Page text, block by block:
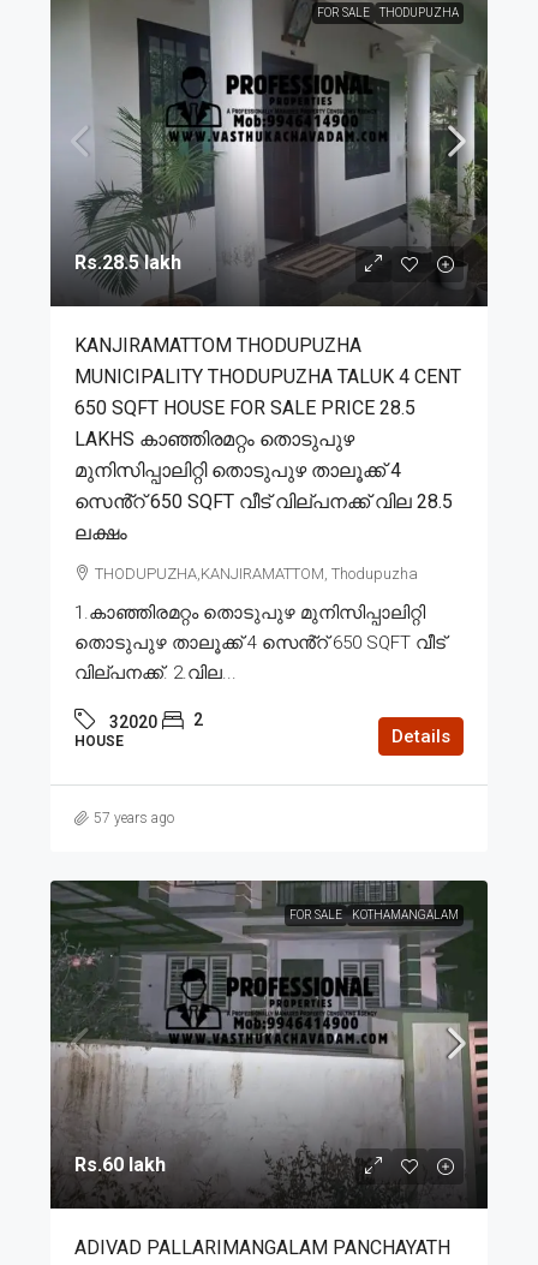
FOR SALE THODUPUZHA
Rs.28.5 lakh
KANJIRAMATTOM THODUPUZHA
MUNICIPALITY THODUPUZHA TALUK 4 CENT
650 SQFT HOUSE FOR SALE PRICE 28.5
LAKHS കാഞ്ഞിരമറ്റം തൊടുപുഴ
മുനിസിപ്പാലിറ്റി തൊടുപുഴ താലൂക്ക് 4
സെൻ്റ് 650 SQFT വീട് വില്പനക്ക് വില 28.5
ലക്ഷം
THODUPUZHA,KANJIRAMATTOM, Thodupuzha
1.കാഞ്ഞിരമറ്റം തൊടുപുഴ മുനിസിപ്പാലിറ്റി
തൊടുപുഴ താലൂക്ക് 4 സെൻ്റ് 650 SQFT വീട്
വില്പനക്ക്. 2.വില...
32020 2
HOUSE Details
57 years ago
FOR SALE KOTHAMANGALAM
Rs.60 lakh
ADIVAD PALLARIMANGALAM PANCHAYATH